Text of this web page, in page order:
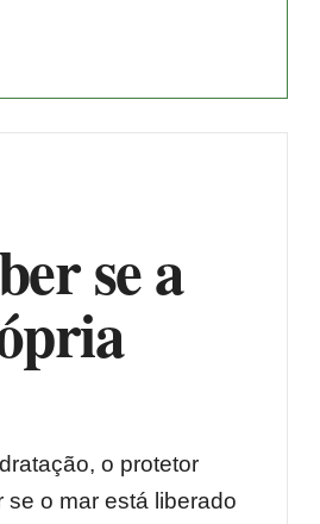
se a
o protetor
o mar está liberado